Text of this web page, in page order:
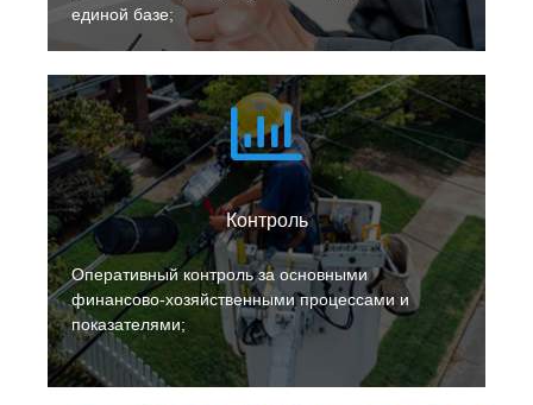
единой базе;
Контроль
Оперативный контроль за основными
финансово-хозяйственными процессами и
показателями;